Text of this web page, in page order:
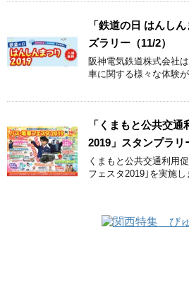
「鉄道の日 はんし
ズラリー（11/2）
阪神電気鉄道株式会社
車に関する様々な体験
「くまもと公共交
2019」スタンプラリ
くまもと公共交通利用
フェスタ2019｣を実施